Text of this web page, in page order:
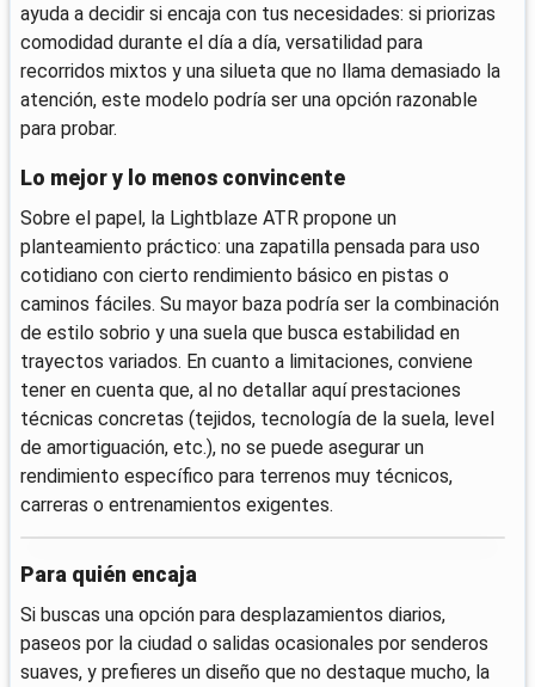
ayuda a decidir si encaja con tus necesidades: si priorizas
comodidad durante el día a día, versatilidad para
recorridos mixtos y una silueta que no llama demasiado la
atención, este modelo podría ser una opción razonable
para probar.
Lo mejor y lo menos convincente
Sobre el papel, la Lightblaze ATR propone un
planteamiento práctico: una zapatilla pensada para uso
cotidiano con cierto rendimiento básico en pistas o
caminos fáciles. Su mayor baza podría ser la combinación
de estilo sobrio y una suela que busca estabilidad en
trayectos variados. En cuanto a limitaciones, conviene
tener en cuenta que, al no detallar aquí prestaciones
técnicas concretas (tejidos, tecnología de la suela, level
de amortiguación, etc.), no se puede asegurar un
rendimiento específico para terrenos muy técnicos,
carreras o entrenamientos exigentes.
Para quién encaja
Si buscas una opción para desplazamientos diarios,
paseos por la ciudad o salidas ocasionales por senderos
suaves, y prefieres un diseño que no destaque mucho, la